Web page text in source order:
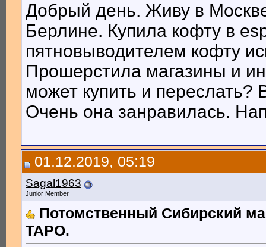
Добрый день. Живу в
Берлине. Купила кофту в
пятновыводителем кофту
Прошерстила магазины и
может купить и переслать?
Очень она занравилась.
01.12.2019, 05:19
Sagal1963
Junior Member
Потомственный Сибирский
ТАРО.